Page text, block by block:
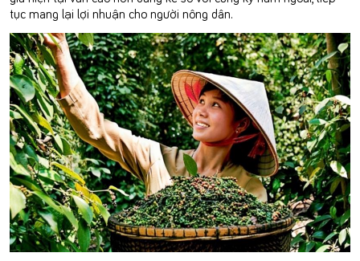
tục mang lại lợi nhuận cho người nông dân.